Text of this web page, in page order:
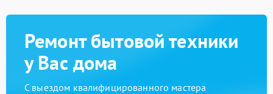
Ремонт бытовой техники
у Вас дома
С выездом квалифицированного мастера